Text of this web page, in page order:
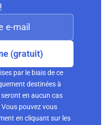
!
(gratuit)
par le biais de ce
destinées à
en aucun cas
pouvez vous
en cliquant sur les